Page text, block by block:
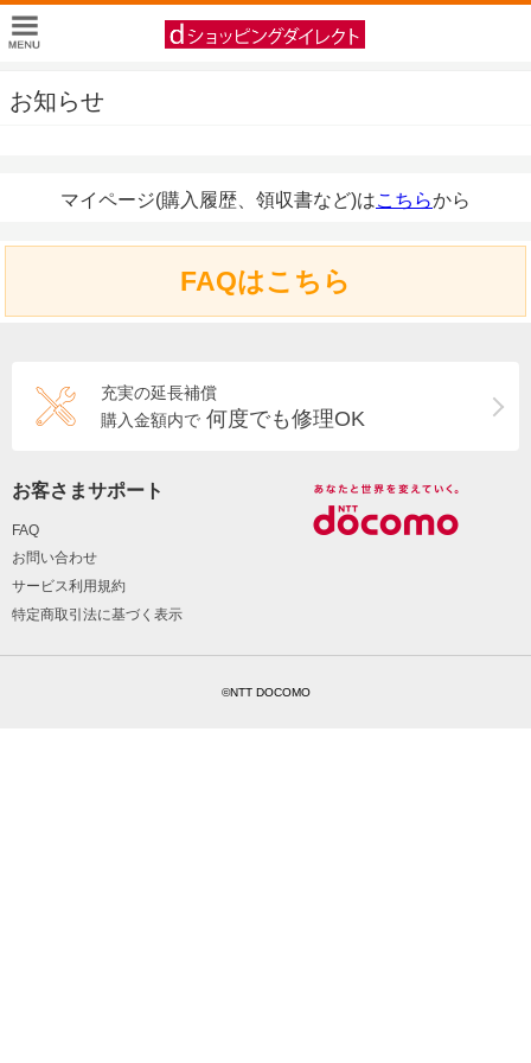
お知らせ
マイページ(購入履歴、領収書など)はこちらから
FAQはこちら
充実の延長補償
購入金額内で 何度でも修理OK
お客さまサポート
FAQ
お問い合わせ
サービス利用規約
特定商取引法に基づく表示
©NTT DOCOMO